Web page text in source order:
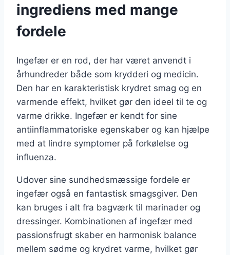
ingrediens med mange
fordele
Ingefær er en rod, der har været anvendt i
århundreder både som krydderi og medicin.
Den har en karakteristisk krydret smag og en
varmende effekt, hvilket gør den ideel til te og
varme drikke. Ingefær er kendt for sine
antiinflammatoriske egenskaber og kan hjælpe
med at lindre symptomer på forkølelse og
influenza.
Udover sine sundhedsmæssige fordele er
ingefær også en fantastisk smagsgiver. Den
kan bruges i alt fra bagværk til marinader og
dressinger. Kombinationen af ingefær med
passionsfrugt skaber en harmonisk balance
mellem sødme og krydret varme, hvilket gør